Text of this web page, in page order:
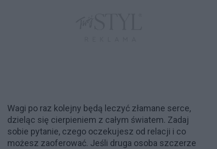
Wagi po raz kolejny będą leczyć złamane serce,
dzieląc się cierpieniem z całym światem. Zadaj
sobie pytanie, czego oczekujesz od relacji i co
możesz zaoferować. Jeśli druga osoba szczerze